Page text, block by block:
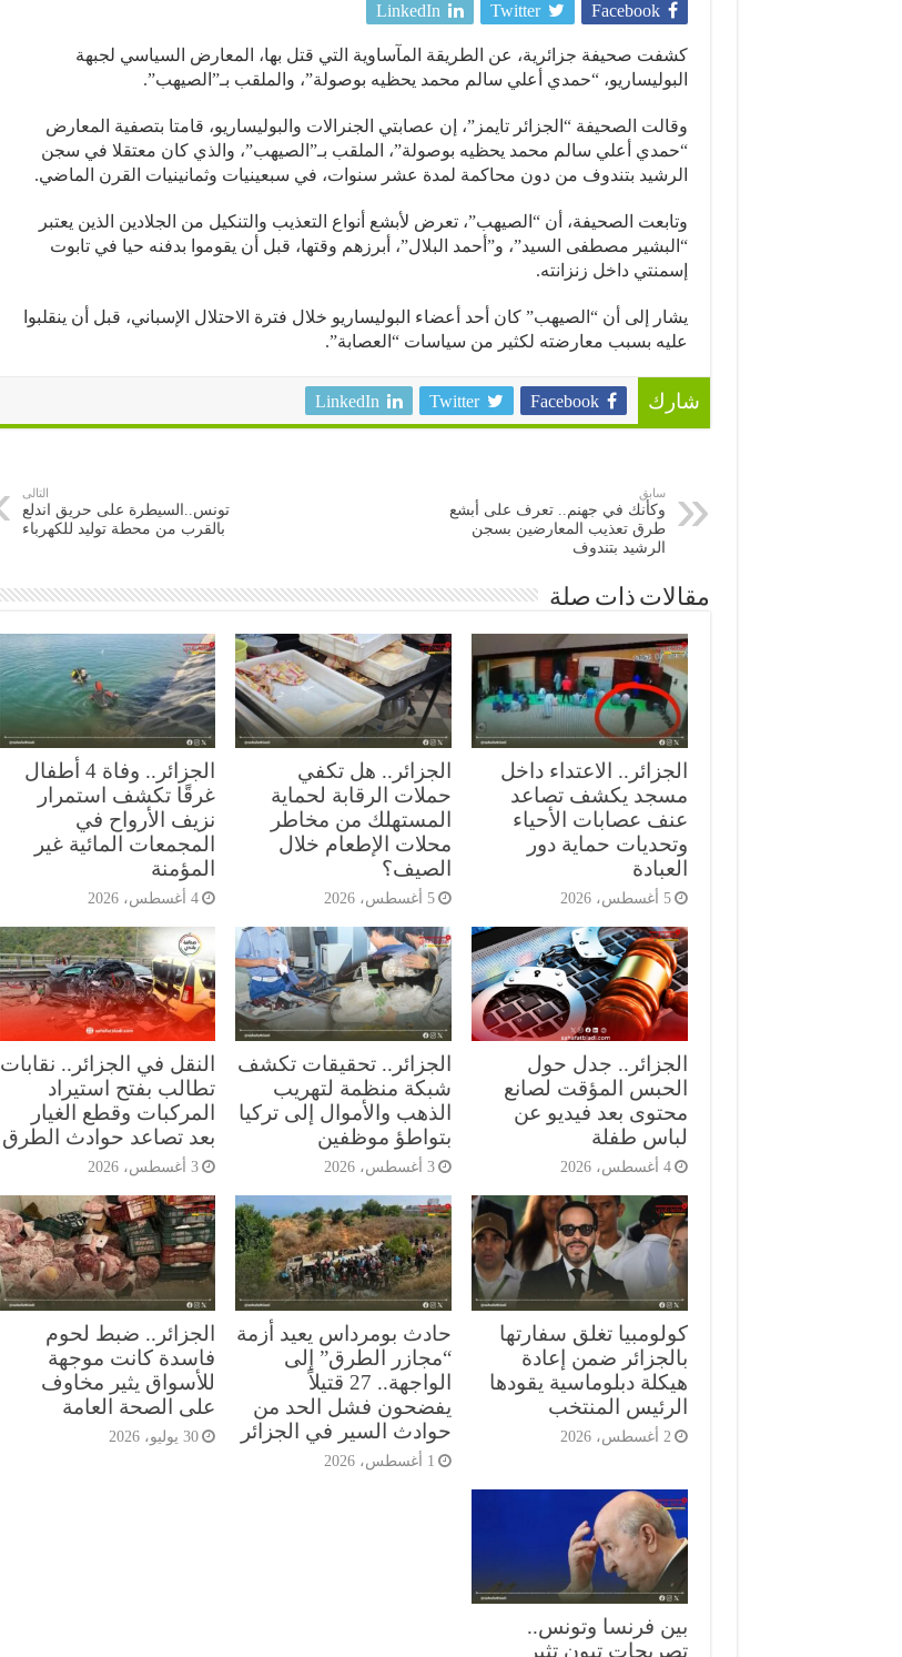
Facebook
Twitter
LinkedIn
كشفت صحيفة جزائرية، عن الطريقة المآساوية التي قتل بها، المعارض السياسي لجبهة
البوليساريو، “حمدي أعلي سالم محمد يحظيه بوصولة”، والملقب بـ”الصيهب”.
وقالت الصحيفة “الجزائر تايمز”، إن عصابتي الجنرالات والبوليساريو، قامتا بتصفية المعارض
“حمدي أعلي سالم محمد يحظيه بوصولة”، الملقب بـ”الصيهب”، والذي كان معتقلا في سجن
الرشيد بتندوف من دون محاكمة لمدة عشر سنوات، في سبعينيات وثمانينيات القرن الماضي.
وتابعت الصحيفة، أن “الصيهب”، تعرض لأبشع أنواع التعذيب والتنكيل من الجلادين الذين يعتبر
“البشير مصطفى السيد”، و”أحمد البلال”، أبرزهم وقتها، قبل أن يقوموا بدفنه حيا في تابوت
إسمنتي داخل زنزانته.
يشار إلى أن “الصيهب” كان أحد أعضاء البوليساريو خلال فترة الاحتلال الإسباني، قبل أن ينقلبوا
عليه بسبب معارضته لكثير من سياسات “العصابة”.
شارك Facebook
Twitter
LinkedIn
سابق
وكأنك في جهنم.. تعرف على أبشع
طرق تعذيب المعارضين بسجن
الرشيد بتندوف
التالى
تونس..السيطرة على حريق اندلع
بالقرب من محطة توليد للكهرباء
مقالات ذات صلة
الجزائر.. الاعتداء داخل
مسجد يكشف تصاعد
عنف عصابات الأحياء
وتحديات حماية دور
العبادة
5 أغسطس، 2026
الجزائر.. هل تكفي
حملات الرقابة لحماية
المستهلك من مخاطر
محلات الإطعام خلال
الصيف؟
5 أغسطس، 2026
الجزائر.. وفاة 4 أطفال
غرقًا تكشف استمرار
نزيف الأرواح في
المجمعات المائية غير
المؤمنة
4 أغسطس، 2026
الجزائر.. جدل حول
الحبس المؤقت لصانع
محتوى بعد فيديو عن
لباس طفلة
4 أغسطس، 2026
الجزائر.. تحقيقات تكشف
شبكة منظمة لتهريب
الذهب والأموال إلى تركيا
بتواطؤ موظفين
3 أغسطس، 2026
النقل في الجزائر.. نقابات
تطالب بفتح استيراد
المركبات وقطع الغيار
بعد تصاعد حوادث الطرق
3 أغسطس، 2026
كولومبيا تغلق سفارتها
بالجزائر ضمن إعادة
هيكلة دبلوماسية يقودها
الرئيس المنتخب
2 أغسطس، 2026
حادث بومرداس يعيد أزمة
“مجازر الطرق” إلى
الواجهة.. 27 قتيلاً
يفضحون فشل الحد من
حوادث السير في الجزائر
1 أغسطس، 2026
الجزائر.. ضبط لحوم
فاسدة كانت موجهة
للأسواق يثير مخاوف
على الصحة العامة
30 يوليو، 2026
بين فرنسا وتونس..
تصريحات تبون تثير